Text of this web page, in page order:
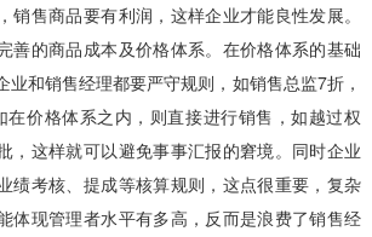
销售商品要有利润，这样企业才能良性发展。
善的商品成本及价格体系。在价格体系的基础
业和销售经理都要严守规则，如销售总监7折，
在价格体系之内，则直接进行销售，如越过权
，这样就可以避免事事汇报的窘境。同时企业
绩考核、提成等核算规则，这点很重要，复杂
体现管理者水平有多高，反而是浪费了销售经